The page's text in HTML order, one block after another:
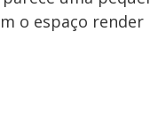
o espaço render